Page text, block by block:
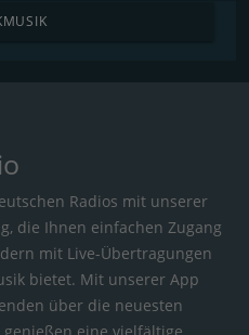
Radios mit unserer
die Ihnen einfachen Zugang
mit Live-Übertragungen
bietet. Mit unserer App
über die neuesten
eine vielfältige